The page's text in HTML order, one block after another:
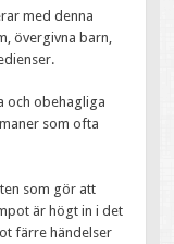
med denna
övergivna barn,
och obehagliga
som ofta
som gör att
är högt in i det
färre händelser